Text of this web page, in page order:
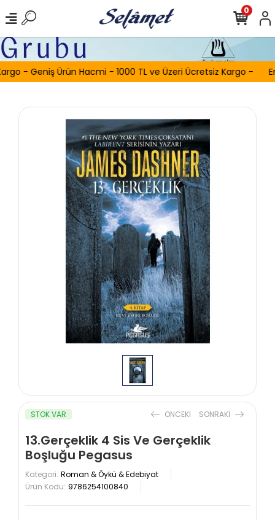
- Geniş Ürün Hacmi - 1000 TL ve Üzeri Ücretsiz Kargo -
0
STOK VAR ONCEKI SONRAKI
13.Gerçeklik 4 Sis Ve Gerçeklik
Boşluğu Pegasus
Kategori: Roman & Öykü & Edebiyat
Ürün Kodu: 9786254100840